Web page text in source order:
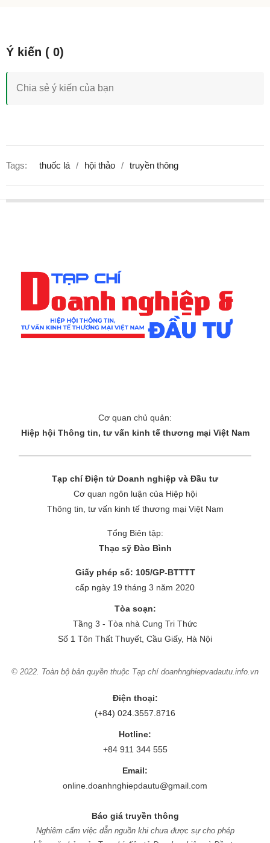
Tags: thuốc lá hội thảo truyền thông
Cơ quan chủ quản:
Hiệp hội Thông tin, tư vấn kinh tế thương mại Việt Nam
Tạp chí Điện tử Doanh nghiệp và Đầu tư
Cơ quan ngôn luận của Hiệp hội
Thông tin, tư vấn kinh tế thương mại Việt Nam
Tổng Biên tập:
Thạc sỹ Đào Bình
Giấy phép số: 105/GP-BTTTT
cấp ngày 19 tháng 3 năm 2020
Tòa soạn:
Tầng 3 - Tòa nhà Cung Tri Thức
Số 1 Tôn Thất Thuyết, Cầu Giấy, Hà Nội
© 2022. Toàn bộ bản quyền thuộc Tạp chí doanhnghiepvadautu.info.vn
Điện thoại:
(+84) 024.3557.8716
Hotline:
+84 911 344 555
Email:
online.doanhnghiepdautu@gmail.com
Báo giá truyền thông
Nghiêm cấm việc dẫn nguồn khi chưa được sự cho phép